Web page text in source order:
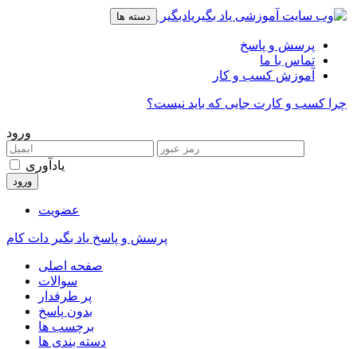
ورود
یادآوری
عضویت
پرسش و پاسخ یاد بگیر دات کام
صفحه اصلی
سوالات
پر طرفدار
بدون پاسخ
برچسب ها
دسته بندی ها